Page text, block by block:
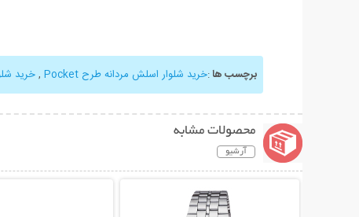
برچسب ها:خرید شلوار اسلش مردانه طرح Pocket ,خرید
محصولات مشابه
آرشیو
نمایش توضیحات بیشتر